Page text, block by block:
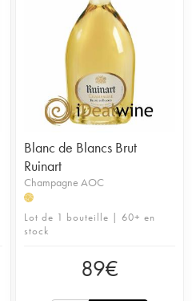
Blanc de Blancs Brut
Ruinart
Champagne AOC
H
Lot de 1 bouteille | 60+ en
stock
89€